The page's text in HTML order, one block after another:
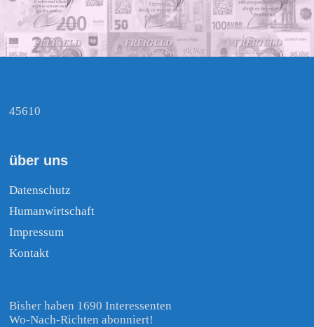
45610
über uns
Datenschutz
Humanwirtschaft
Impressum
Kontakt
Bisher haben 1690 Interessenten
Wo-Nach-Richten abonniert!